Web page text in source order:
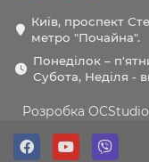
Київ, проспект
метро "Почайна".
Понеділок –
Субота, Неділя -
Розробка